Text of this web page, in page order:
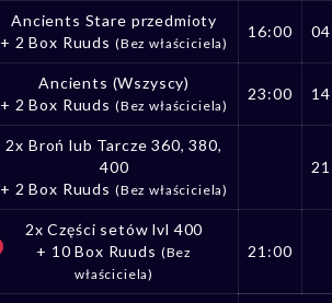
Ancients Stare przedmioty
+ 2 Box Ruuds (Bez właściciela)
16:00
Ancients (Wszyscy)
+ 2 Box Ruuds (Bez właściciela)
23:00
2x Broń lub Tarcze 360, 380,
400
+ 2 Box Ruuds (Bez właściciela)
2x Części setów lvl 400
+ 10 Box Ruuds (Bez
właściciela)
21:00